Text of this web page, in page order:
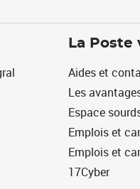
La
Aides et
Les
Espace
Emplois et
Emplois et
17Cyber